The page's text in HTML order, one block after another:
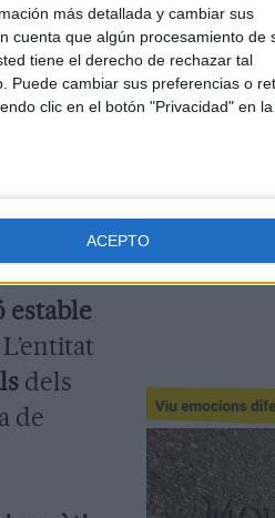
más detallada y cambiar sus
cuenta que algún procesamiento de
tiene el derecho de rechazar tal
Puede cambiar sus preferencias o
clic en el botón "Privacidad" en
ACEPTO
va
la
el
estable
dels
de